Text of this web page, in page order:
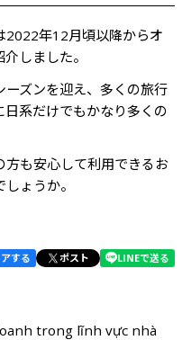
2022年12月頃以降からオ
しました。
ズンを迎え、多くの旅行
系だけでもかなり多くの
も安心して利用できるお
ょうか。
する ポスト LINEで送る
trong lĩnh vực nhà